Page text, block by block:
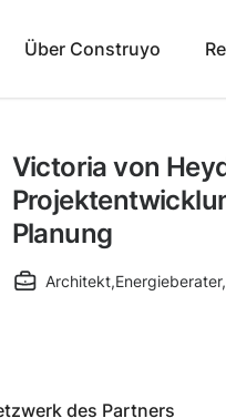
Über Construyo
Victoria von
Planung
Architekt,Energieberater,
des Partners